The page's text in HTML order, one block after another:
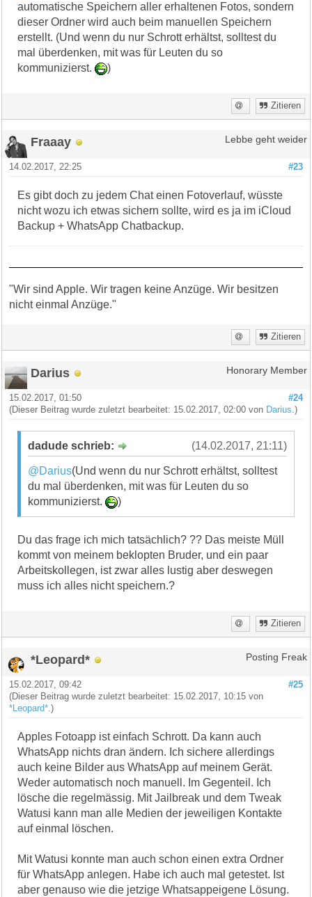
automatische Speichern aller erhaltenen Fotos, sondern
dieser Ordner wird auch beim manuellen Speichern
erstellt. (Und wenn du nur Schrott erhältst, solltest du
mal überdenken, mit was für Leuten du so
kommunizierst.
)
Zitieren
Fraaay Lebbe geht weider
#23
14.02.2017, 22:25
Es gibt doch zu jedem Chat einen Fotoverlauf, wüsste
nicht wozu ich etwas sichern sollte, wird es ja im iCloud
Backup + WhatsApp Chatbackup.
"Wir sind Apple. Wir tragen keine Anzüge. Wir besitzen
nicht einmal Anzüge."
Zitieren
Darius Honorary Member
#24
15.02.2017, 01:50
(Dieser Beitrag wurde zuletzt bearbeitet: 15.02.2017, 02:00 von Darius.)
(14.02.2017, 21:11)
dadude schrieb:
@Darius(Und wenn du nur Schrott erhältst, solltest
du mal überdenken, mit was für Leuten du so
kommunizierst.
)
Du das frage ich mich tatsächlich? ?? Das meiste Müll
kommt von meinem beklopten Bruder, und ein paar
Arbeitskollegen, ist zwar alles lustig aber deswegen
muss ich alles nicht speichern.?
Zitieren
*Leopard* Posting Freak
#25
15.02.2017, 09:42
(Dieser Beitrag wurde zuletzt bearbeitet: 15.02.2017, 10:15 von
*Leopard*.)
Apples Fotoapp ist einfach Schrott. Da kann auch
WhatsApp nichts dran ändern. Ich sichere allerdings
auch keine Bilder aus WhatsApp auf meinem Gerät.
Weder automatisch noch manuell. Im Gegenteil. Ich
lösche die regelmässig. Mit Jailbreak und dem Tweak
Watusi kann man alle Medien der jeweiligen Kontakte
auf einmal löschen.
Mit Watusi konnte man auch schon einen extra Ordner
für WhatsApp anlegen. Habe ich auch mal getestet. Ist
aber genauso wie die jetzige Whatsappeigene Lösung.